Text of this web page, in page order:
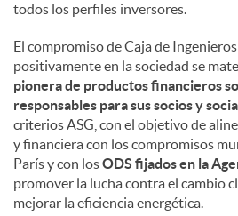
todos los perfiles inversores.
El compromiso de Caja de
positivamente en la sociedad se
pionera de productos financieros
responsables para sus socios y
criterios ASG, con el objetivo de
y financiera con los compromisos
París y con losODS fijados en la
promover la lucha contra el cambio
mejorar la eficiencia energética.